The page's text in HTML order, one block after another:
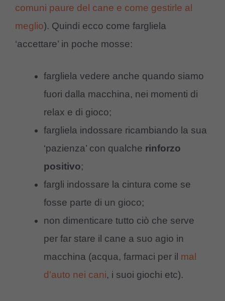
comuni paure del cane e come gestirle al
meglio). Quindi ecco come fargliela
‘accettare’ in poche mosse:
fargliela vedere anche quando siamo
fuori dalla macchina, nei momenti di
relax e di gioco;
fargliela indossare ricambiando la sua
‘pazienza’ con qualche rinforzo
positivo;
fargli indossare la cintura come se
fosse parte di un gioco;
non dimenticare tutto ciò che serve
per far stare il cane a suo agio in
macchina (acqua, farmaci per il mal
d’auto nei cani, i suoi giochi etc).